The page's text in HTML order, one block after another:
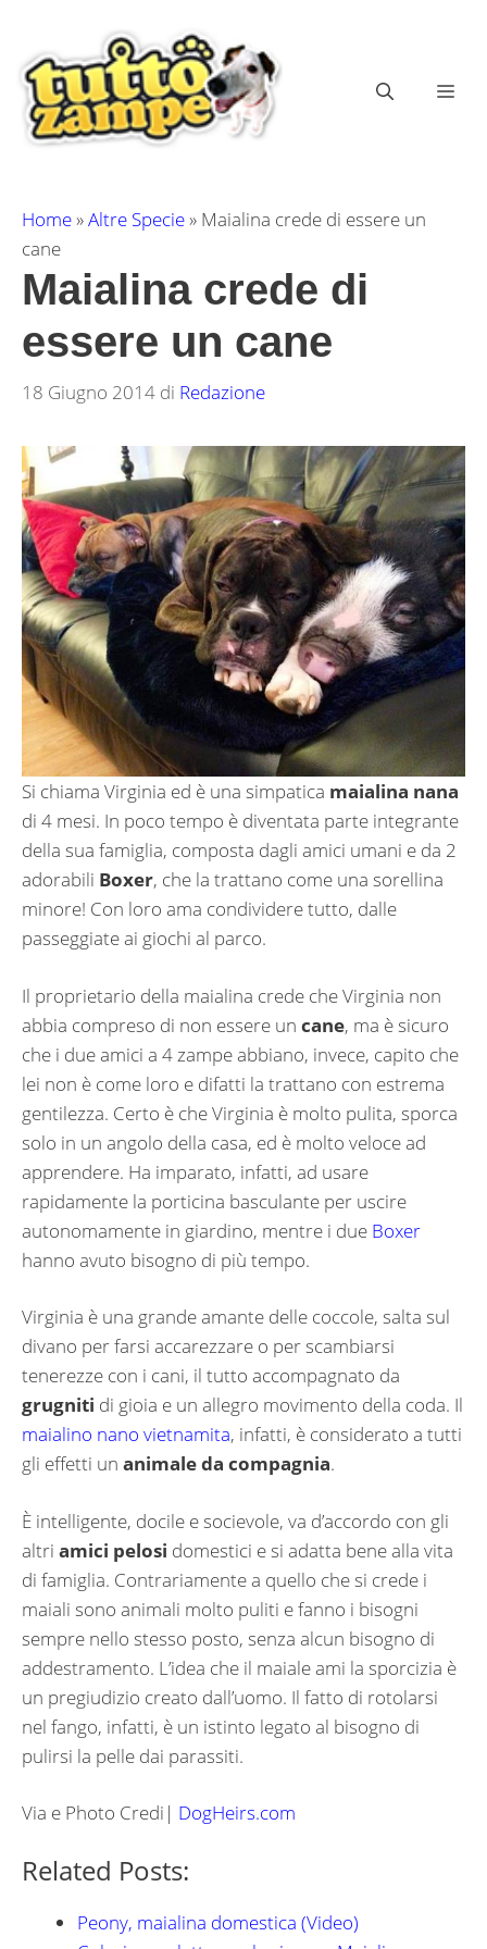
contenuto
Home»Altre Specie» Maialina crede di essere un
cane
Maialina crede di
essere un cane
18 Giugno 2014 di Redazione
Si chiama Virginia ed è una simpatica maialina nana
di 4 mesi. In poco tempo è diventata parte integrante
della sua famiglia, composta dagli amici umani e da 2
adorabili Boxer, che la trattano come una sorellina
minore! Con loro ama condividere tutto, dalle
passeggiate ai giochi al parco.
Il proprietario della maialina crede che Virginia non
abbia compreso di non essere un cane, ma è sicuro
che i due amici a 4 zampe abbiano, invece, capito che
lei non è come loro e difatti la trattano con estrema
gentilezza. Certo è che Virginia è molto pulita, sporca
solo in un angolo della casa, ed è molto veloce ad
apprendere. Ha imparato, infatti, ad usare
rapidamente la porticina basculante per uscire
autonomamente in giardino, mentre i due Boxer
hanno avuto bisogno di più tempo.
Virginia è una grande amante delle coccole, salta sul
divano per farsi accarezzare o per scambiarsi
tenerezze con i cani, il tutto accompagnato da
grugniti di gioia e un allegro movimento della coda. Il
maialino nano vietnamita, infatti, è considerato a tutti
gli effetti un animale da compagnia.
È intelligente, docile e socievole, va d’accordo con gli
altri amici pelosi domestici e si adatta bene alla vita
di famiglia. Contrariamente a quello che si crede i
maiali sono animali molto puliti e fanno i bisogni
sempre nello stesso posto, senza alcun bisogno di
addestramento. L’idea che il maiale ami la sporcizia è
un pregiudizio creato dall’uomo. Il fatto di rotolarsi
nel fango, infatti, è un istinto legato al bisogno di
pulirsi la pelle dai parassiti.
Via e Photo Credi| DogHeirs.com
Related Posts:
Peony, maialina domestica (Video)